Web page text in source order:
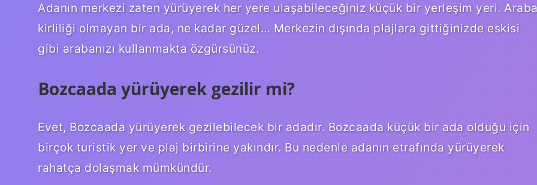
Adanın merkezi zaten yürüyerek her yere ulaşabileceğiniz küçük bir yerleşim yeri.
kirliliği olmayan bir ada, ne kadar güzel… Merkezin dışında plajlara gittiğinizde eskisi
gibi arabanızı kullanmakta özgürsünüz.
Bozcaada yürüyerek gezilir mi?
Evet, Bozcaada yürüyerek gezilebilecek bir adadır. Bozcaada küçük bir ada olduğu için
birçok turistik yer ve plaj birbirine yakındır. Bu nedenle adanın etrafında yürüyerek
rahatça dolaşmak mümkündür.